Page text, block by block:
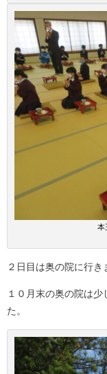
本
２日目は奥の院に行き
１０月末の奥の院は
た。